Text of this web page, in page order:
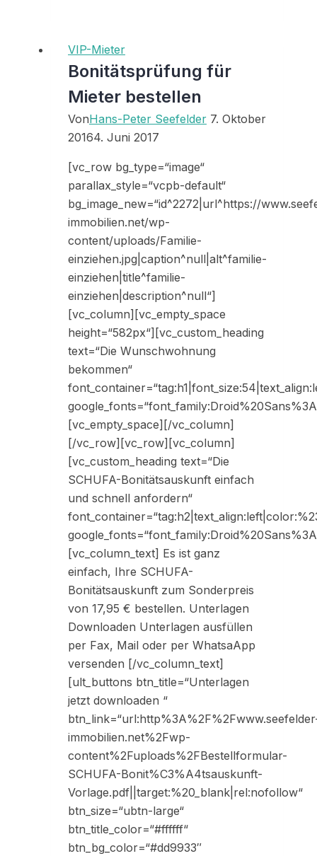
VIP-Mieter
Bonitätsprüfung für
Mieter bestellen
VonHans-Peter Seefelder 7. Oktober
20164. Juni 2017
[vc_row bg_type=“image“
parallax_style=“vcpb-default“
bg_image_new=“id^2272|url^https://
immobilien.net/wp-
content/uploads/Familie-
einziehen.jpg|caption^null|alt^familie-
einziehen|title^familie-
einziehen|description^null“]
[vc_column][vc_empty_space
height=“582px“][vc_custom_heading
text=“Die Wunschwohnung
bekommen“
[vc_empty_space][/vc_column]
[/vc_row][vc_row][vc_column]
[vc_custom_heading text=“Die
SCHUFA-Bonitätsauskunft einfach
und schnell anfordern“
[vc_column_text] Es ist ganz
einfach, Ihre SCHUFA-
Bonitätsauskunft zum Sonderpreis
von 17,95 € bestellen. Unterlagen
Downloaden Unterlagen ausfüllen
per Fax, Mail oder per WhatsaApp
versenden [/vc_column_text]
[ult_buttons btn_title=“Unterlagen
jetzt downloaden “
immobilien.net%2Fwp-
content%2Fuploads%2FBestellformular-
SCHUFA-Bonit%C3%A4tsauskunft-
Vorlage.pdf||target:%20_blank|rel:nofollow“
btn_size=“ubtn-large“
btn_title_color=“#ffffff“
btn_bg_color=“#dd9933″